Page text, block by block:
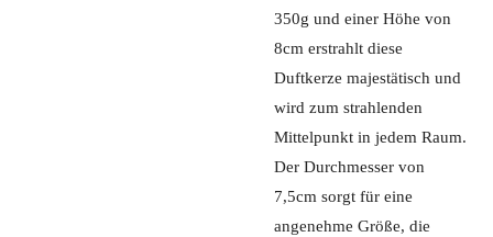
350g und einer Höhe von
8cm erstrahlt diese
Duftkerze majestätisch und
wird zum strahlenden
Mittelpunkt in jedem Raum.
Der Durchmesser von
7,5cm sorgt für eine
angenehme Größe, die